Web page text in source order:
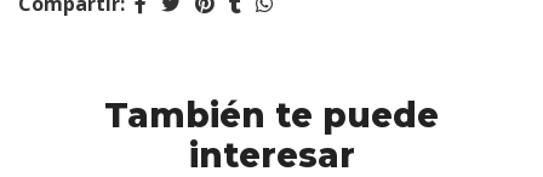
También te puede
interesar